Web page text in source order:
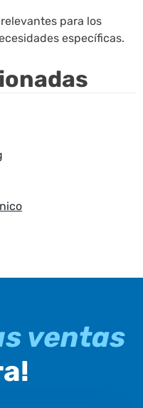
para los
específicas.
ventas